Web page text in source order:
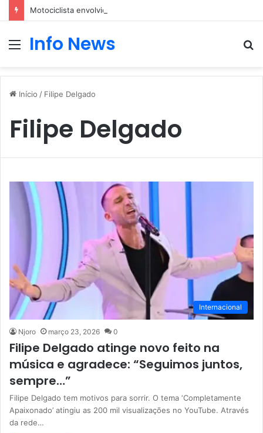
Motociclista envolvido em um acidente com um carro
Menu
Info News
Início / Filipe Delgado
Filipe Delgado
Internacional
Njoro março 23, 2026 0
Filipe Delgado atinge novo feito na
música e agradece: “Seguimos juntos,
sempre…”
Filipe Delgado tem motivos para sorrir. O tema ‘Completamente
Apaixonado’ atingiu as 200 mil visualizações no YouTube. Através
da rede…